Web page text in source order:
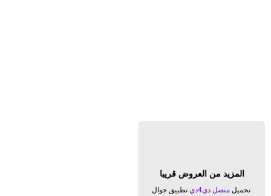
المزيد من العروض قريبا
تحميل متصل دي4دي تطبيق جوال